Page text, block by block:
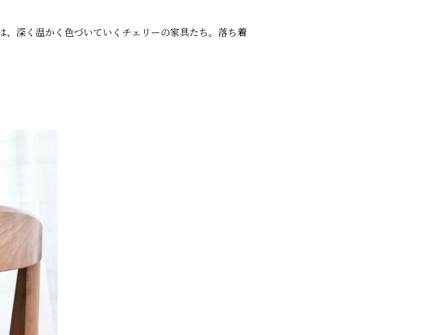
深く温かく色づいていくチェリーの家具たち。落ち着